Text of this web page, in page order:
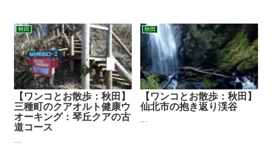
秋田
【ワンコとお散歩：秋田】
三種町のクアオルト健康ウ
オーキング：琴丘クアの古
道コース
秋田
【ワンコとお散歩：秋田】
仙北市の抱き返り渓谷